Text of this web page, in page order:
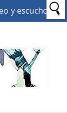
y escucho